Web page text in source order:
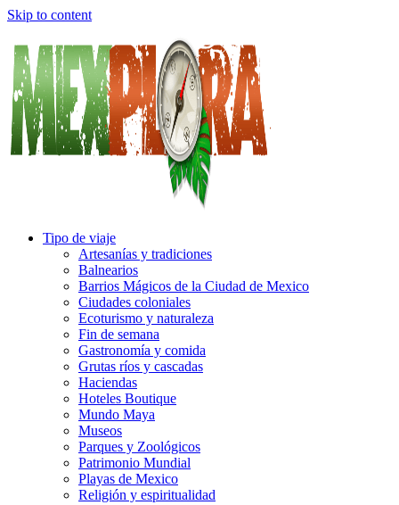
Skip to content
Tipo de viaje
Artesanías y tradiciones
Balnearios
Barrios Mágicos de la Ciudad de Mexico
Ciudades coloniales
Ecoturismo y naturaleza
Fin de semana
Gastronomía y comida
Grutas ríos y cascadas
Haciendas
Hoteles Boutique
Mundo Maya
Museos
Parques y Zoológicos
Patrimonio Mundial
Playas de Mexico
Religión y espiritualidad